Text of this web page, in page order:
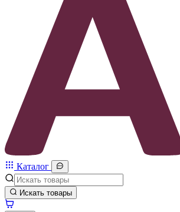
Каталог
Искать товары